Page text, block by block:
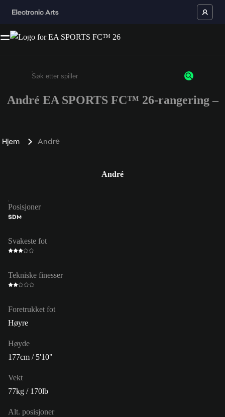
Enter a minimum of 3 characters or numbers
André EA SPORTS FC™ 26-rangering –
Hjem André
André
Posisjoner
SDM
Svakeste fot
Tekniske finesser
Foretrukket fot
Høyre
Høyde
177cm / 5'10"
Vekt
77kg / 170lb
Alt. posisjoner